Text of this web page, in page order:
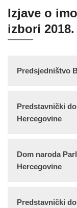
Izjave o
izbori
Predsjedništvo
Predstavnički
Hercegovine
Dom naroda
Hercegovine
Predstavnički